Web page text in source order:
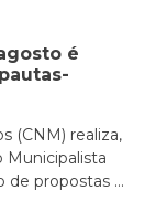
é
(CNM) realiza,
Municipalista
de propostas ...